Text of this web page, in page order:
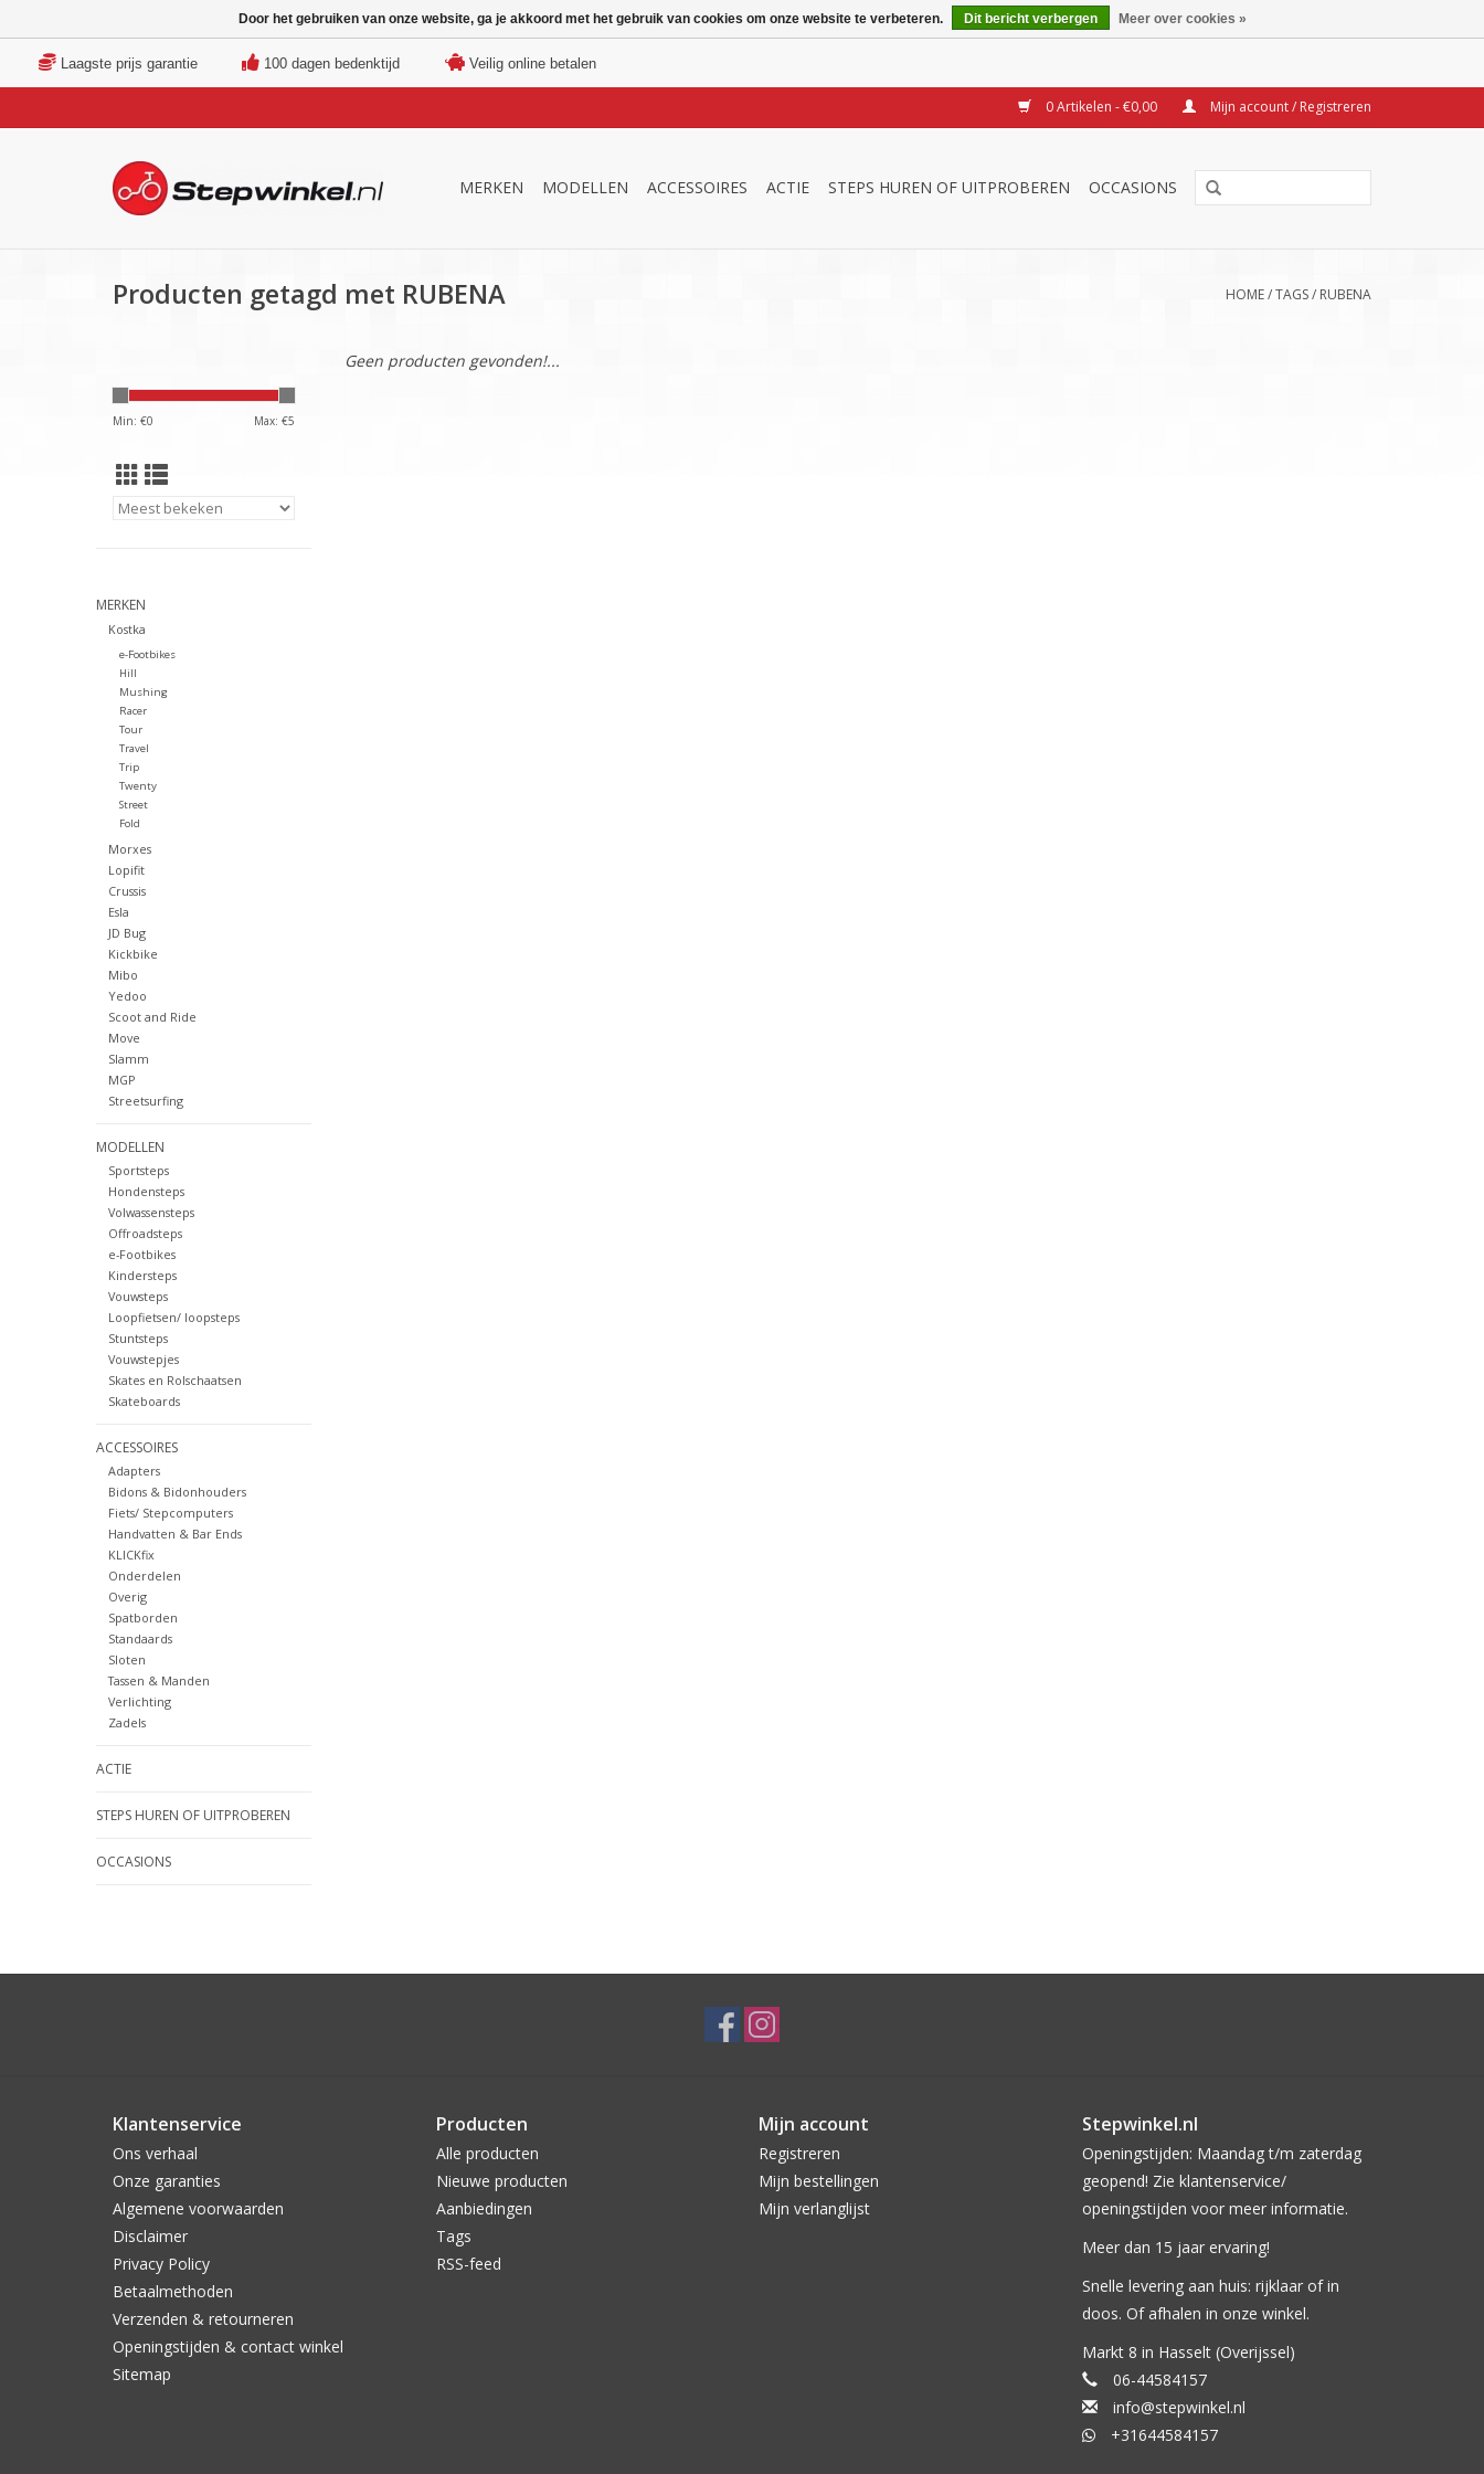
Laagste prijs garantie 100 dagen bedenktijd Veilig online betalen
0 Artikelen - €0,00 Mijn account / Registreren
MERKEN MODELLEN ACCESSOIRES ACTIE STEPS HUREN OF UITPROBEREN OCCASIONS
Producten getagd met RUBENA HOME/TAGS/ RUBENA
Min: €0 Max: €5
MERKEN
Kostka
e-Footbikes
Hill
Mushing
Racer
Tour
Travel
Trip
Twenty
Street
Fold
Morxes
Lopifit
Crussis
Esla
JD Bug
Kickbike
Mibo
Yedoo
Scoot and Ride
Move
Slamm
MGP
Streetsurfing
MODELLEN
Sportsteps
Hondensteps
Volwassensteps
Offroadsteps
e-Footbikes
Kindersteps
Vouwsteps
Loopfietsen/ loopsteps
Stuntsteps
Vouwstepjes
Skates en Rolschaatsen
Skateboards
ACCESSOIRES
Adapters
Bidons & Bidonhouders
Fiets/ Stepcomputers
Handvatten & Bar Ends
KLICKfix
Onderdelen
Overig
Spatborden
Standaards
Sloten
Tassen & Manden
Verlichting
Zadels
ACTIE
STEPS HUREN OF UITPROBEREN
OCCASIONS
Geen producten gevonden!...
Klantenservice
Ons verhaal
Onze garanties
Algemene voorwaarden
Disclaimer
Privacy Policy
Betaalmethoden
Verzenden & retourneren
Openingstijden & contact winkel
Sitemap
Producten
Alle producten
Nieuwe producten
Aanbiedingen
Tags
RSS-feed
Mijn account
Registreren
Mijn bestellingen
Mijn verlanglijst
Stepwinkel.nl
Openingstijden: Maandag t/m zaterdag
geopend! Zie klantenservice/
openingstijden voor meer informatie.
Meer dan 15 jaar ervaring!
Snelle levering aan huis: rijklaar of in
doos. Of afhalen in onze winkel.
Markt 8 in Hasselt (Overijssel)
06-44584157
info@stepwinkel.nl
+31644584157
Door het gebruiken van onze website, ga je akkoord met het gebruik van cookies om onze website te verbeteren. Dit bericht verbergen Meer over cookies »